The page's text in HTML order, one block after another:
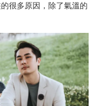
很多原因，除了氣溫的